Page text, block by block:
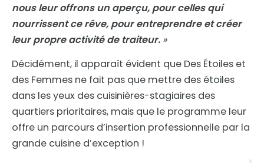
nous leur offrons un aperçu, pour celles qui
nourrissent ce rêve, pour entreprendre et créer
leur propre activité de traiteur. »
Décidément, il apparaît évident que Des Étoiles et
des Femmes ne fait pas que mettre des étoiles
dans les yeux des cuisinières-stagiaires des
quartiers prioritaires, mais que le programme leur
offre un parcours d’insertion professionnelle par la
grande cuisine d’exception !